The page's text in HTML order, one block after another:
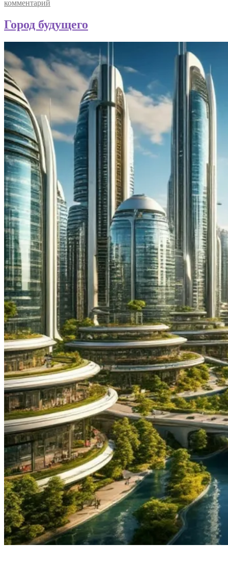
комментарий
Город будущего